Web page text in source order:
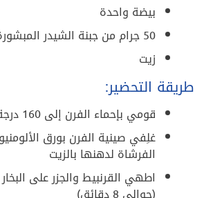
بيضة واحدة
50 جرام من جبنة الشيدر المبشورة
زيت
طريقة التحضير:
قومي بإحماء الفرن إلى 160 درجة مئوية
غلِفي صينية الفرن بورق
الفرشاة لدهنها بالزيت
اطهي القرنبيط والجزر على